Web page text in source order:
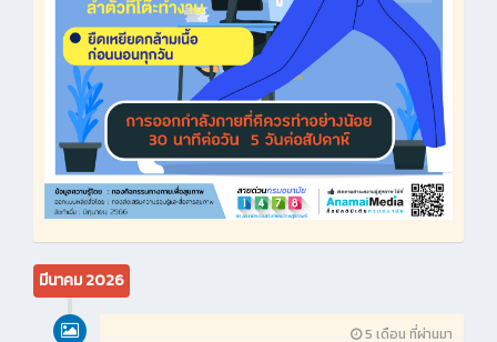
มีนาคม 2026
5 เดือน ที่ผ่านมา